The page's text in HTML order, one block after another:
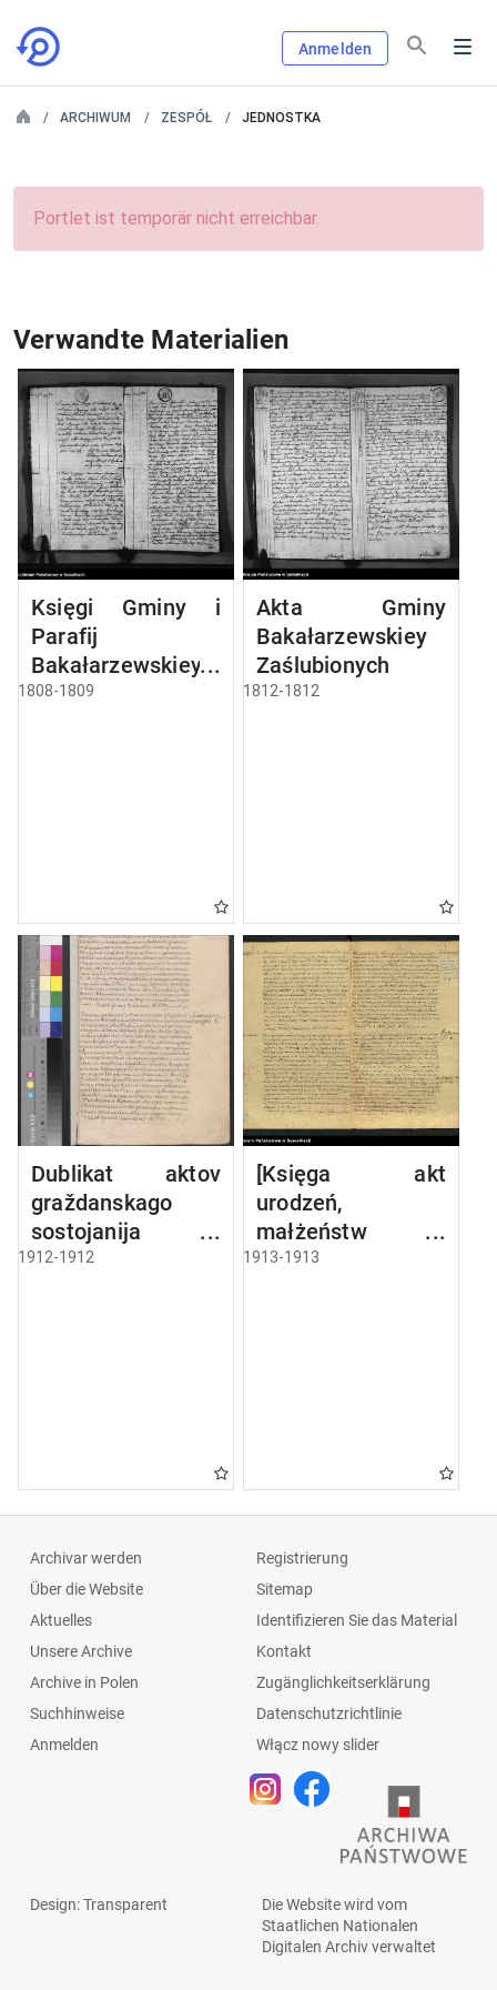
Anmelden
ARCHIWUM ZESPÓŁ JEDNOSTKA
Portlet ist temporär nicht erreichbar.
Verwandte Materialien
Księgi Gminy i
Parafij
Bakałarzewskiey
ślubne 1808 R.
1808-1809
Akta Gminy
Bakałarzewskiey
Zaślubionych
1812-1812
Dublikat aktov
graždanskago
sostojanija
Bakalarževskago
1912-1912
[Księga akt
urodzeń,
małżeństw i
zgonów parafii
1913-1913
Archivar werden
Über die Website
Aktuelles
Unsere Archive
Archive in Polen
Suchhinweise
Anmelden
Registrierung
Sitemap
Identifizieren Sie das Material
Kontakt
Zugänglichkeitserklärung
Datenschutzrichtlinie
Włącz nowy slider
Design: Transparent
Die Website wird vom
Staatlichen Nationalen
Digitalen Archivverwaltet